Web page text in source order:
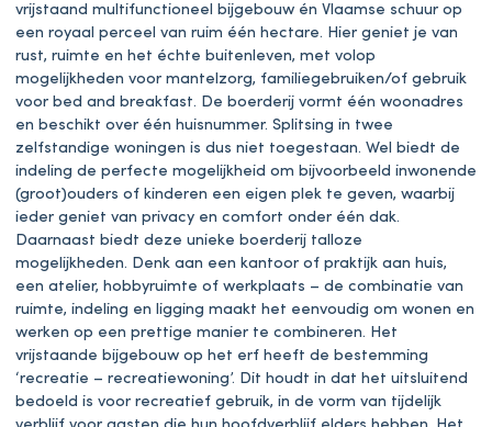
vrijstaand multifunctioneel bijgebouw én Vlaamse schuur op
een royaal perceel van ruim één hectare. Hier geniet je van
rust, ruimte en het échte buitenleven, met volop
mogelijkheden voor mantelzorg, familiegebruiken/of gebruik
voor bed and breakfast. De boerderij vormt één woonadres
en beschikt over één huisnummer. Splitsing in twee
zelfstandige woningen is dus niet toegestaan. Wel biedt de
indeling de perfecte mogelijkheid om bijvoorbeeld inwonende
(groot)ouders of kinderen een eigen plek te geven, waarbij
ieder geniet van privacy en comfort onder één dak.
Daarnaast biedt deze unieke boerderij talloze
mogelijkheden. Denk aan een kantoor of praktijk aan huis,
een atelier, hobbyruimte of werkplaats – de combinatie van
ruimte, indeling en ligging maakt het eenvoudig om wonen en
werken op een prettige manier te combineren. Het
vrijstaande bijgebouw op het erf heeft de bestemming
‘recreatie – recreatiewoning’. Dit houdt in dat het uitsluitend
bedoeld is voor recreatief gebruik, in de vorm van tijdelijk